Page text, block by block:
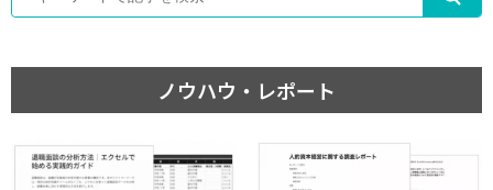
ノウハウ・レポート